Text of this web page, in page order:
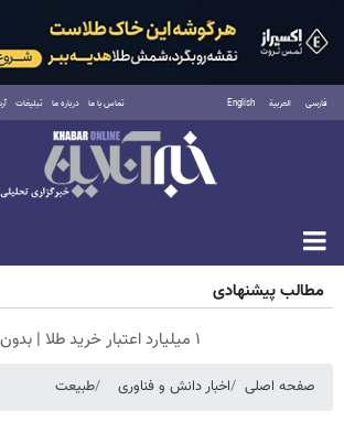
فارسی العربية English تماس با ما درباره ما تبلیغات
شنبه ۱۷ مرداد ۱۴۰۵
مطالب پیشنهادی
۱ میلیارد اعتبار خرید طلا | بدون ضامن و چک
صفحه اصلی اخبار دانش و فناوری طبیعت